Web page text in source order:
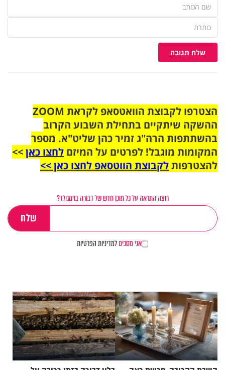
שלח תגובה
הצטרפו לקבוצת הוואטסאפ לקראת ZOOM
ההשקה שיתקיים בתחילת השבוע הקרוב
בהשתתפות הרה"ג זמיר כהן שליט"א. מספר
המקומות מוגבל! לפרטים על המיזם לחצו כאן>>
להצטרפותלקבוצת הווטסאפ לחצו כאן >>
רוצה התראה על כל תוכן חדש של דבורה בוימגולד?
אני מסכיםלמדיניות הפרטיות